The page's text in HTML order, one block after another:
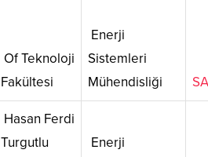
Of Teknoloji
Fakültesi
Enerji
Sistemleri
Mühendisliği
Hasan Ferdi
Turgutlu
Enerji